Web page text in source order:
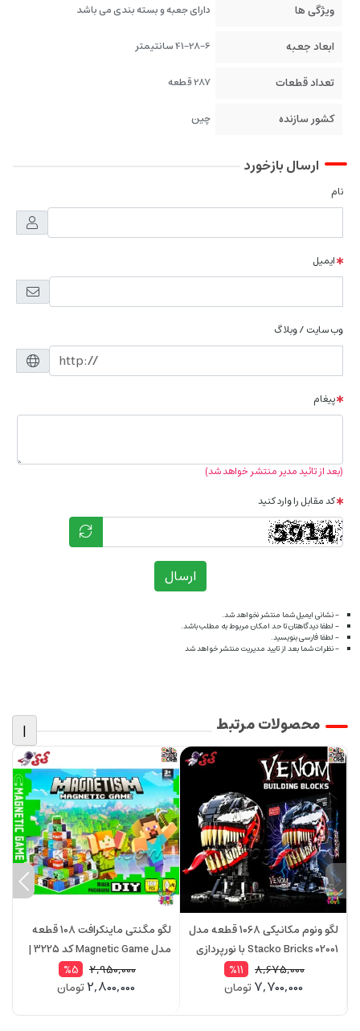
ویژگی ها دارای جعبه و بسته بندی می باشد
ابعاد جعبه 41-28-6 سانتیمتر
تعداد قطعات 287 قطعه
کشور سازنده چین
ارسال بازخورد
نام
ایمیل
وب سایت / وبلاگ
پیغام
(بعد از تائید مدیر منتشر خواهد شد)
کد مقابل را وارد کنید
ارسال
- نشانی ایمیل شما منتشر نخواهد شد.
- لطفا دیدگاهتان تا حد امکان مربوط به مطلب باشد.
- لطفا فارسی بنویسید.
- نظرات شما بعد از تایید مدیریت منتشر خواهد شد
محصولات مرتبط |
لگو ونوم مکانیکی 1068 قطعه مدل
Stacko Bricks 02001 با نورپردازی
8,675,000
%11
7,700,000تومان
لگو مگنتی ماینکرافت 108 قطعه
مدل Magnetic Game کد 3225 |
2,950,000
%5
2,800,000تومان